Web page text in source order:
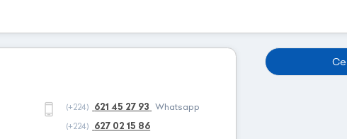
(+224) 621 45 27 93
Whatsapp
(+224) 627 02 15 86